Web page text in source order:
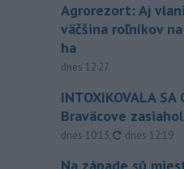
Agrorezort: Aj
väčšina roľníkov
ha
dnes 12:27
INTOXIKOVALA SA
Braväcove
dnes 10:13, aktualizované
dnes 12:19